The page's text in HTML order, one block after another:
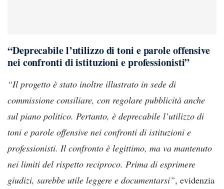
“Deprecabile l’utilizzo di toni e parole offensive
nei confronti di istituzioni e professionisti”
“Il progetto è stato inoltre illustrato in sede di
commissione consiliare, con regolare pubblicità anche
sul piano politico. Pertanto, è deprecabile l’utilizzo di
toni e parole offensive nei confronti di istituzioni e
professionisti. Il confronto è legittimo, ma va mantenuto
nei limiti del rispetto reciproco. Prima di esprimere
giudizi, sarebbe utile leggere e documentarsi”, evidenzia